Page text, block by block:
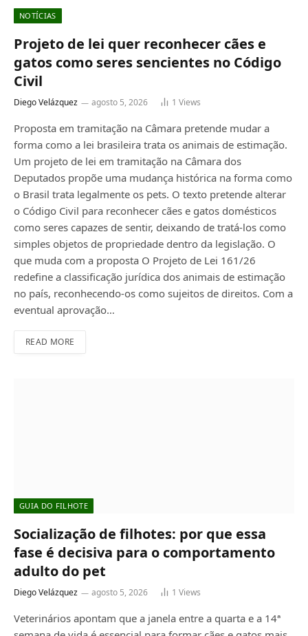
NOTÍCIAS
Projeto de lei quer reconhecer cães e
gatos como seres sencientes no Código
Civil
Diego Velázquez agosto 5, 2026 1 Views
Proposta em tramitação na Câmara pretende mudar a
forma como a lei brasileira trata os animais de estimação.
Um projeto de lei em tramitação na Câmara dos
Deputados propõe uma mudança histórica na forma como
o Brasil trata legalmente os pets. O texto pretende alterar
o Código Civil para reconhecer cães e gatos domésticos
como seres capazes de sentir, deixando de tratá-los como
simples objetos de propriedade dentro da legislação. O
que muda com a proposta O Projeto de Lei 161/26
redefine a classificação jurídica dos animais de estimação
no país, reconhecendo-os como sujeitos de direitos. Com a
eventual aprovação…
READ MORE
GUIA DO FILHOTE
Socialização de filhotes: por que essa
fase é decisiva para o comportamento
adulto do pet
Diego Velázquez agosto 5, 2026 1 Views
Veterinários apontam que a janela entre a quarta e a 14ª